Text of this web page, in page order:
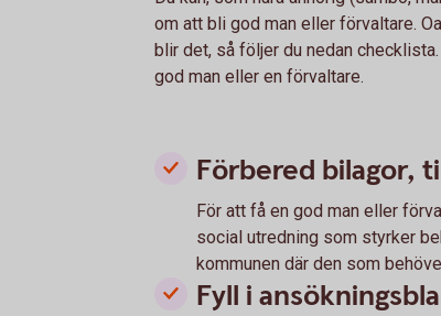
om att bli god man eller förvaltare.
blir det, så följer du nedan
god man eller en förvaltare.
Förbered bilagor,
För att få en god man eller
social utredning som styrker
kommunen där den som
Fyll i